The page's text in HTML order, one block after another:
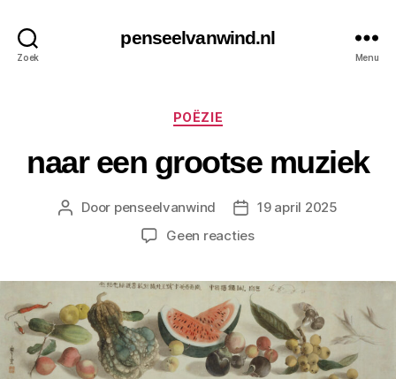
Zoek
penseelvanwind.nl
Menu
Categorieën
POËZIE
naar een grootse muziek
Berichtauteur
Door penseelvanwind Berichtdatum
19 april 2025
Geen reactiesop
grootse
muziek